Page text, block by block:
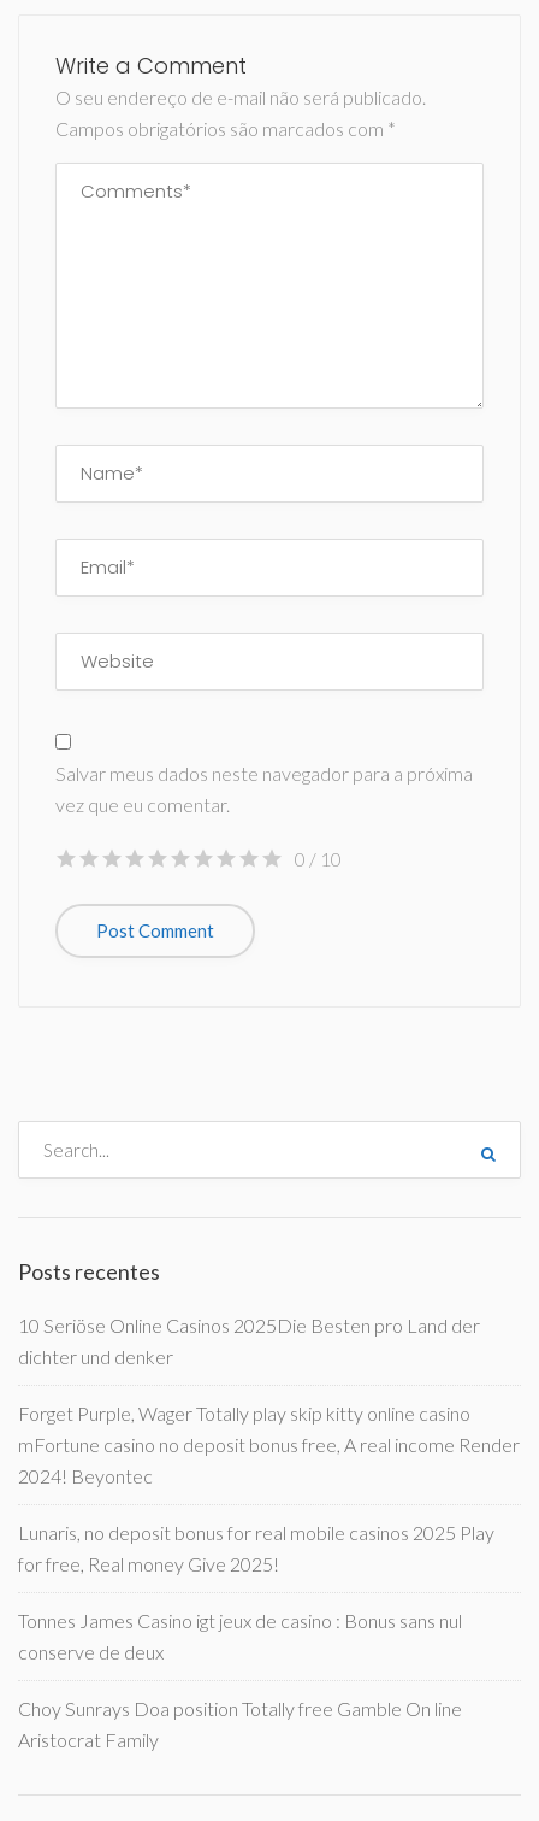
Write a Comment
O seu endereço de e-mail não será publicado.
Campos obrigatórios são marcados com *
Salvar meus dados neste navegador para a próxima
vez que eu comentar.
0 / 10
Posts recentes
10 Seriöse Online Casinos 2025Die Besten pro Land der
dichter und denker
Forget Purple, Wager Totally play skip kitty online casino
mFortune casino no deposit bonus free, A real income Render
2024! Beyontec
Lunaris, no deposit bonus for real mobile casinos 2025 Play
for free, Real money Give 2025!
Tonnes James Casino igt jeux de casino : Bonus sans nul
conserve de deux
Choy Sunrays Doa position Totally free Gamble On line
Aristocrat Family